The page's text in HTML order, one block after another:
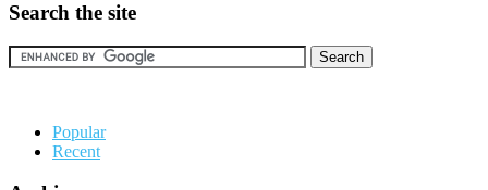
Search the site
Popular
Recent